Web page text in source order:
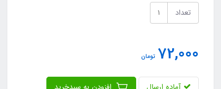
تعداد
72,000 تومان